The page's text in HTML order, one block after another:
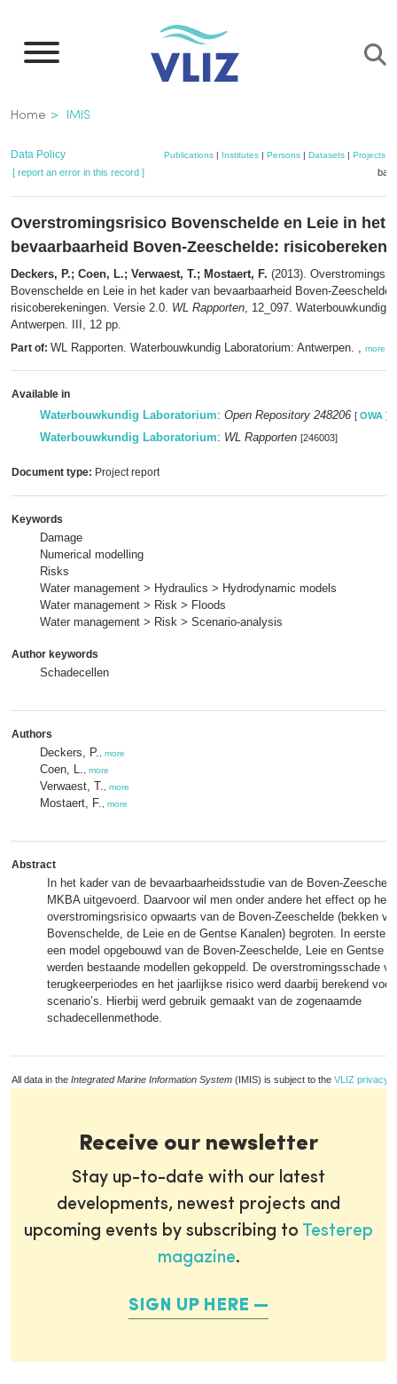
main
Breadcrumb
Home IMIS
Data Policy Publications| Institutes| Persons| Datasets| Projects|
[ report an error in this record ]
Overstromingsrisico Bovenschelde en Leie in het
bevaarbaarheid Boven-Zeeschelde:
Deckers, P.; Coen, L.; Verwaest, T.; Mostaert, F. (2013).
Bovenschelde en Leie in het kader van bevaarbaarheid Boven-Zeeschelde:
risicoberekeningen. Versie 2.0. WL Rapporten, 12_097. Waterbouwkundig
Antwerpen. III, 12 pp.
Part of: WL Rapporten. Waterbouwkundig Laboratorium: Antwerpen. , more
Available in
Waterbouwkundig Laboratorium: Open Repository 248206 [ OWA ]
Waterbouwkundig Laboratorium: WL Rapporten [246003]
Document type: Project report
Keywords
Damage
Numerical modelling
Risks
Water management > Hydraulics > Hydrodynamic models
Water management > Risk > Floods
Water management > Risk > Scenario-analysis
Author keywords
Schadecellen
Authors
Deckers, P. more
Coen, L. more
Verwaest, T. more
Mostaert, F. more
Abstract
In het kader van de bevaarbaarheidsstudie van de Boven-
MKBA uitgevoerd. Daarvoor wil men onder andere het effect op het
overstromingsrisico opwaarts van de Boven-Zeeschelde (bekken
Bovenschelde, de Leie en de Gentse Kanalen) begroten. In eerste
een model opgebouwd van de Boven-Zeeschelde, Leie en Gentse
werden bestaande modellen gekoppeld. De overstromingsschade
terugkeerperiodes en het jaarlijkse risico werd daarbij berekend
scenario’s. Hierbij werd gebruik gemaakt van de zogenaamde
schadecellenmethode.
All data in the Integrated Marine Information System (IMIS) is subject to the VLIZ privacy
Receive our newsletter
Stay up-to-date with our latest
developments, newest projects and
upcoming events by subscribing to Testerep
magazine.
SIGN UP HERE